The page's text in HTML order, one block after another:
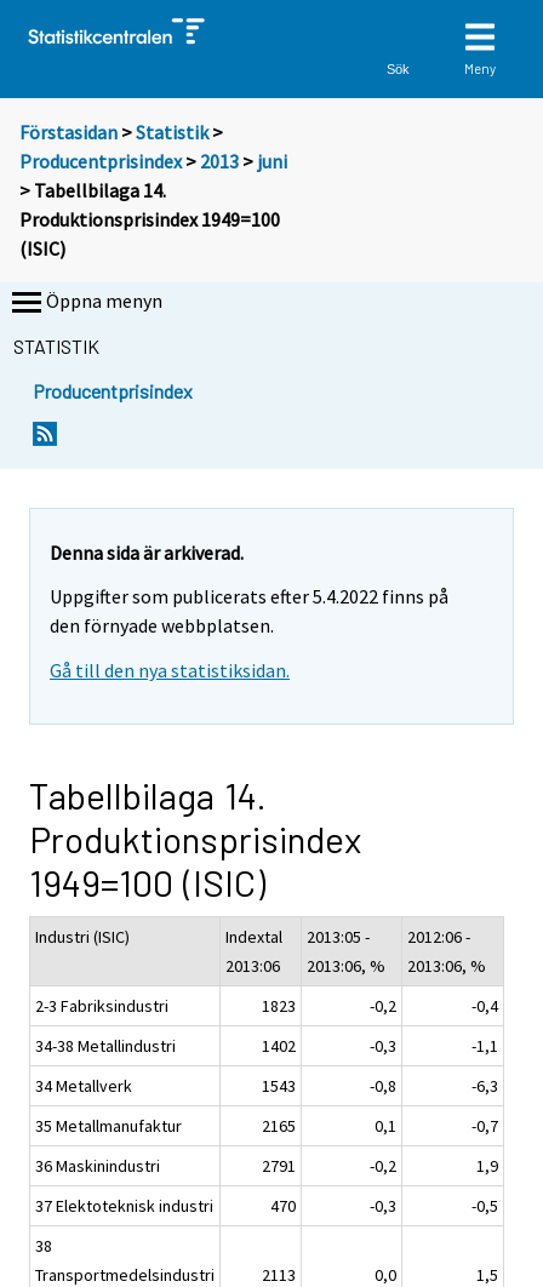
Sök Meny
Förstasidan >Statistik >
Producentprisindex> 2013 > juni
> Tabellbilaga 14.
Produktionsprisindex 1949=100
(ISIC)
Öppna menyn
STATISTIK
Producentprisindex
Denna sida är arkiverad.
Uppgifter som publicerats efter 5.4.2022 finns på
den förnyade webbplatsen.
Gå till den nya statistiksidan.
Tabellbilaga 14.
Produktionsprisindex
1949=100 (ISIC)
Industri (ISIC)
Indextal
2013:06
2013:05 -
2013:06, %
2012:06 -
2013:06, %
2-3 Fabriksindustri
1823 -0,2
-0,4
34-38 Metallindustri
1402 -0,3
-1,1
34 Metallverk
1543 -0,8
-6,3
35 Metallmanufaktur
2165 0,1
-0,7
36 Maskinindustri
2791 -0,2
1,9
37 Elektoteknisk industri
470 -0,3
-0,5
38
Transportmedelsindustri
2113 0,0 1,5